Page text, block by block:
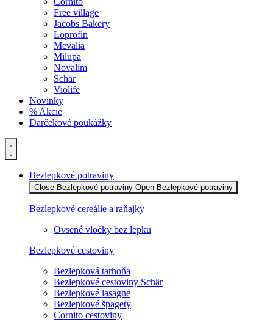
Free village
Jacobs Bakery
Loprofin
Mevalia
Milupa
Novalim
Schär
Violife
Novinky
% Akcie
Darčekové poukážky
Bezlepkové potraviny
Close Bezlepkové potraviny Open Bezlepkové potraviny
Bezlepkové cereálie a raňajky
Ovsené vločky bez lepku
Bezlepkové cestoviny
Bezlepková tarhoňa
Bezlepkové cestoviny Schär
Bezlepkové lasagne
Bezlepkové špagety
Cornito cestoviny